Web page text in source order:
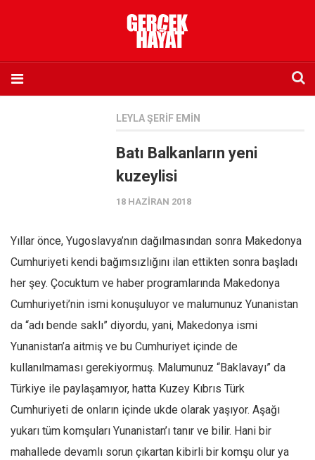
Abone olmak istiyorum
Sosyal Medya
Twitter
Facebook
Instagram
YouTube
Editörden
Yazarlar
LEYLA ŞERIF EMIN
Batı Balkanların yeni
kuzeylisi
18 HAZIRAN 2018
Yıllar önce, Yugoslavya’nın dağılmasından sonra Makedonya
Cumhuriyeti kendi bağımsızlığını ilan ettikten sonra başladı
her şey. Çocuktum ve haber programlarında Makedonya
Cumhuriyeti’nin ismi konuşuluyor ve malumunuz Yunanistan
da “adı bende saklı” diyordu, yani, Makedonya ismi
Yunanistan’a aitmiş ve bu Cumhuriyet içinde de
kullanılmaması gerekiyormuş. Malumunuz “Baklavayı” da
Türkiye ile paylaşamıyor, hatta Kuzey Kıbrıs Türk
Cumhuriyeti de onların içinde ukde olarak yaşıyor. Aşağı
yukarı tüm komşuları Yunanistan’ı tanır ve bilir. Hani bir
mahallede devamlı sorun çıkartan kibirli bir komşu olur ya